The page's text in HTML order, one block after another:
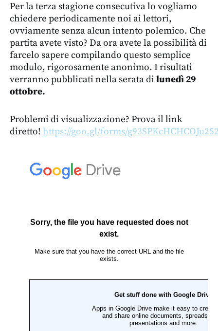
Per la terza stagione consecutiva lo vogliamo
chiedere periodicamente noi ai lettori,
ovviamente senza alcun intento polemico. Che
partita avete visto? Da ora avete la possibilità di
farcelo sapere compilando questo semplice
modulo, rigorosamente anonimo. I risultati
verranno pubblicati nella serata di lunedì 29
ottobre.
Problemi di visualizzazione? Prova il link
diretto! https://goo.gl/forms/